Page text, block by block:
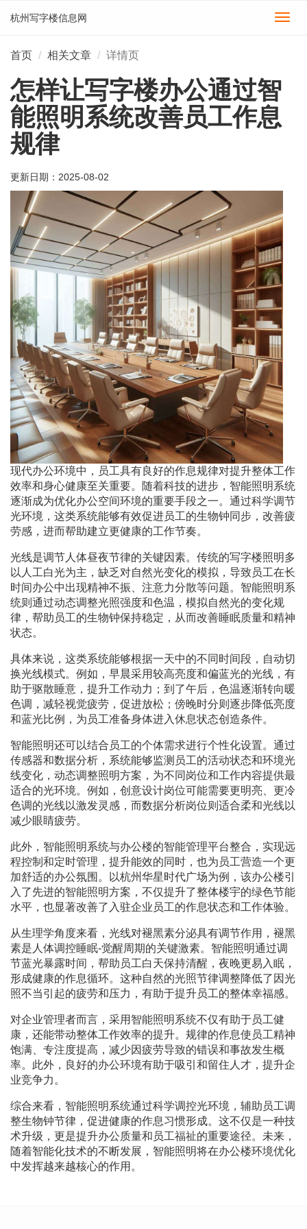
切
杭州写字楼信息网
首页 相关文章 详情页
怎样让写字楼办公通过智
能照明系统改善员工作息
规律
更新日期： 2025-08-02
现代办公环境中，员工具有良好的作息规律对提升整体工作
效率和身心健康至关重要。随着科技的进步，智能照明系统
逐渐成为优化办公空间环境的重要手段之一。通过科学调节
光环境，这类系统能够有效促进员工的生物钟同步，改善疲
劳感，进而帮助建立更健康的工作节奏。
光线是调节人体昼夜节律的关键因素。传统的写字楼照明多
以人工白光为主，缺乏对自然光变化的模拟，导致员工在长
时间办公中出现精神不振、注意力分散等问题。智能照明系
统则通过动态调整光照强度和色温，模拟自然光的变化规
律，帮助员工的生物钟保持稳定，从而改善睡眠质量和精神
状态。
具体来说，这类系统能够根据一天中的不同时间段，自动切
换光线模式。例如，早晨采用较高亮度和偏蓝光的光线，有
助于驱散睡意，提升工作动力；到了午后，色温逐渐转向暖
色调，减轻视觉疲劳，促进放松；傍晚时分则逐步降低亮度
和蓝光比例，为员工准备身体进入休息状态创造条件。
智能照明还可以结合员工的个体需求进行个性化设置。通过
传感器和数据分析，系统能够监测员工的活动状态和环境光
线变化，动态调整照明方案，为不同岗位和工作内容提供最
适合的光环境。例如，创意设计岗位可能需要更明亮、更冷
色调的光线以激发灵感，而数据分析岗位则适合柔和光线以
减少眼睛疲劳。
此外，智能照明系统与办公楼的智能管理平台整合，实现远
程控制和定时管理，提升能效的同时，也为员工营造一个更
加舒适的办公氛围。以杭州华星时代广场为例，该办公楼引
入了先进的智能照明方案，不仅提升了整体楼宇的绿色节能
水平，也显著改善了入驻企业员工的作息状态和工作体验。
从生理学角度来看，光线对褪黑素分泌具有调节作用，褪黑
素是人体调控睡眠-觉醒周期的关键激素。智能照明通过调
节蓝光暴露时间，帮助员工白天保持清醒，夜晚更易入眠，
形成健康的作息循环。这种自然的光照节律调整降低了因光
照不当引起的疲劳和压力，有助于提升员工的整体幸福感。
对企业管理者而言，采用智能照明系统不仅有助于员工健
康，还能带动整体工作效率的提升。规律的作息使员工精神
饱满、专注度提高，减少因疲劳导致的错误和事故发生概
率。此外，良好的办公环境有助于吸引和留住人才，提升企
业竞争力。
综合来看，智能照明系统通过科学调控光环境，辅助员工调
整生物钟节律，促进健康的作息习惯形成。这不仅是一种技
术升级，更是提升办公质量和员工福祉的重要途径。未来，
随着智能化技术的不断发展，智能照明将在办公楼环境优化
中发挥越来越核心的作用。